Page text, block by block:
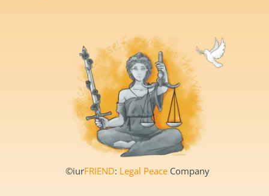
©iurFRIEND: Legal Peace Company